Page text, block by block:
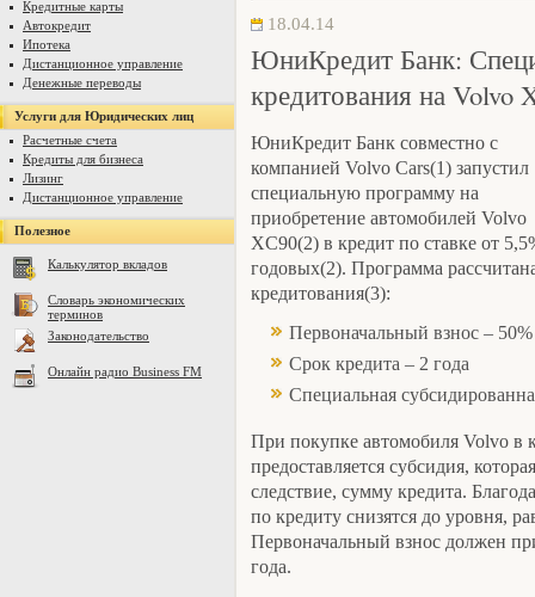
Кредитные карты
Автокредит
Ипотека
Дистанционное управление
Денежные переводы
Услуги для Юридических лиц
Расчетные счета
Кредиты для бизнеса
Лизинг
Дистанционное управление
Полезное
Калькулятор вкладов
Словарь экономических
терминов
Законодательство
Онлайн радио Business FM
18.04.14
ЮниКредит Банк:
кредитования на Volvo
ЮниКредит Банк совместно с
компанией Volvo Cars(1) запустил
специальную программу на
приобретение автомобилей Volvo
XC90(2) в кредит по ставке от
годовых(2). Программа
кредитования(3):
Первоначальный взнос – 50%
Срок кредита – 2 года
Специальная
При покупке автомобиля Volvo в
предоставляется субсидия,
следствие, сумму кредита.
по кредиту снизятся до уровня,
Первоначальный взнос должен
года.